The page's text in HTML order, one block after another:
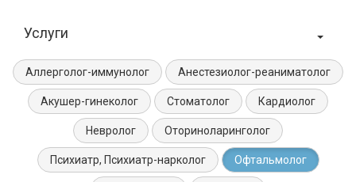
Услуги
Аллерголог-иммунолог Анестезиолог-реаниматолог
Акушер-гинеколог Стоматолог Кардиолог
Невролог Оториноларинголог
Психиатр, Психиатр-нарколог Офтальмолог